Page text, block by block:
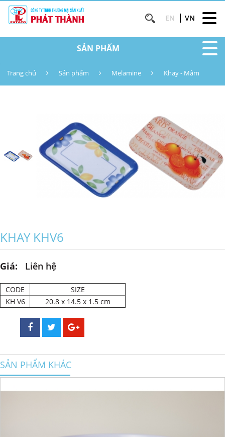
EN VN
SẢN PHẨM
Trang chủ Sản phẩm Melamine Khay - Mâm
KHAY KHV6
Giá: Liên hệ
CODE
SIZE
KH V6
20.8 x 14.5 x 1.5 cm
SẢN PHẨM KHÁC